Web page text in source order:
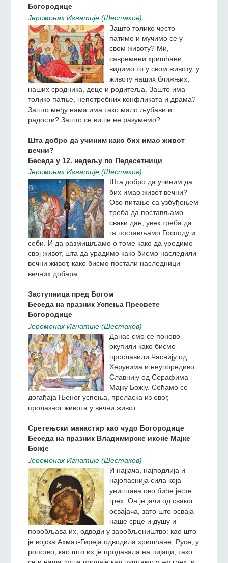
Пример спасоносног смирења
Беседа на празник Рођења Пресвете
Богородице
Jeромонах Игнатиjе (Шестаков)
Зашто толико често
патимо и мучимо се у
свом животу? Ми,
савремени хришћани,
видимо то у свом животу, у
животу наших ближњих,
наших сродника, деце и родитеља. Зашто има
толико патње, непотребних конфликата и драма?
радости? Зашто се више не разумемо?
Шта добро да учиним како бих имао живот
вечни?
Беседа у 12. недељу по Педесетници
Jeромонах Игнатиjе (Шестаков)
Шта добро да учиним да
бих имао живот вечни?
Ово питање са узбуђењем
треба да постављамо
сваки дан, увек треба да
га постављамо Господу и
себи. И да размишљамо о томе како да уредимо
свој живот, шта да урадимо како бисмо наследили
вечни живот, како бисмо постали наследници
вечних добара.
Заступница пред Богом
Беседа на празник Успења Пресвете
Богородице
Jeромонах Игнатиjе (Шестаков)
Данас смо се поново
окупили како бисмо
прославили Часнију од
Херувима и неупоредиво
Славнију од Серафима –
догађаја Њеног успења, преласка из овог,
пролазног живота у вечни живот.
Сретењски манастир као чудо Богородице
Беседа на празник Владимирске иконе Мајке
Божје
Jeромонах Игнатиjе (Шестаков)
И најјача, најподлија и
најопаснија сила која
уништава ово биће јесте
грех. Он је јачи од сваког
освајача, зато што осваја
наше срце и душу и
поробљава их, одводи у заробљеништво: као што